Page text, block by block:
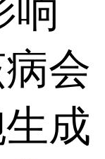
响
会
成